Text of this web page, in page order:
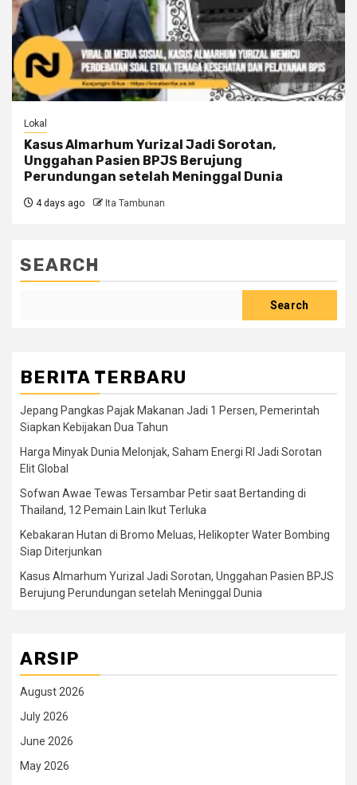
Lokal
Kasus Almarhum Yurizal Jadi Sorotan,
Unggahan Pasien BPJS Berujung
Perundungan setelah Meninggal Dunia
4 days ago Ita Tambunan
SEARCH
Search
BERITA TERBARU
Jepang Pangkas Pajak Makanan Jadi 1 Persen, Pemerintah
Siapkan Kebijakan Dua Tahun
Harga Minyak Dunia Melonjak, Saham Energi RI Jadi Sorotan
Elit Global
Sofwan Awae Tewas Tersambar Petir saat Bertanding di
Thailand, 12 Pemain Lain Ikut Terluka
Kebakaran Hutan di Bromo Meluas, Helikopter Water Bombing
Siap Diterjunkan
Kasus Almarhum Yurizal Jadi Sorotan, Unggahan Pasien BPJS
Berujung Perundungan setelah Meninggal Dunia
ARSIP
August 2026
July 2026
June 2026
May 2026